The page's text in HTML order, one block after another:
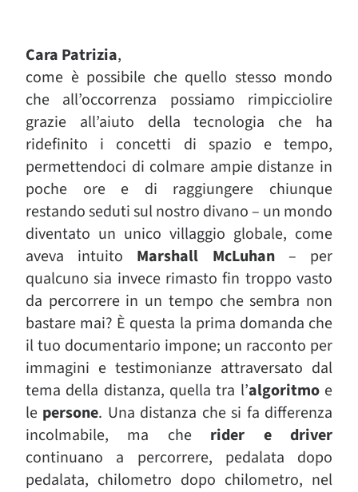
Cara Patrizia,
come è possibile che quello stesso mondo
che all’occorrenza possiamo rimpicciolire
grazie all’aiuto della tecnologia che ha
ridefinito i concetti di spazio e tempo,
permettendoci di colmare ampie distanze in
poche ore e di raggiungere chiunque
restando seduti sul nostro divano – un mondo
diventato un unico villaggio globale, come
aveva intuito Marshall McLuhan– per
qualcuno sia invece rimasto fin troppo vasto
da percorrere in un tempo che sembra non
bastare mai? È questa la prima domanda che
il tuo documentario impone; un racconto per
immagini e testimonianze attraversato dal
tema della distanza, quella tra l’algoritmoe
le persone. Una distanza che si fa differenza
incolmabile, ma che rider e driver
continuano a percorrere, pedalata dopo
pedalata, chilometro dopo chilometro, nel